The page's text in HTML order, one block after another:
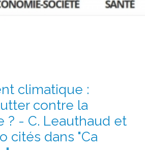
climatique :
contre la
? - C. Leauthaud et
cités dans "Ca